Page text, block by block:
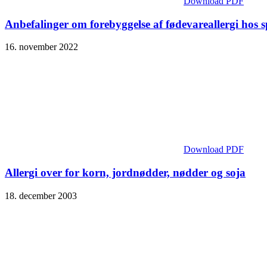
Anbefalinger om forebyggelse af fødevareallergi hos
16. november 2022
Download PDF
Allergi over for korn, jordnødder, nødder og soja
18. december 2003